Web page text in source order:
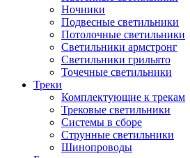
Ночники
Подвесные светильники
Потолочные светильники
Светильники армстронг
Светильники грильято
Точечные светильники
Треки
Комплектующие к трекам
Трековые светильники
Системы в сборе
Струнные светильники
Шинопроводы